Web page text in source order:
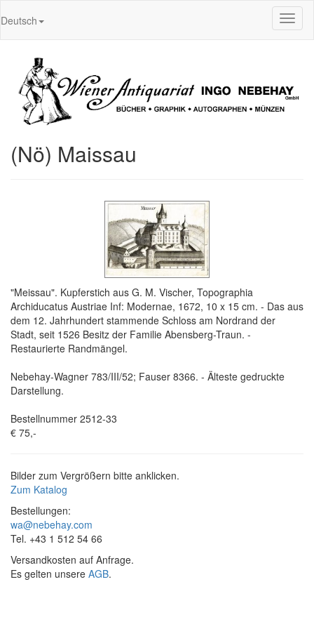
Deutsch
(Nö) Maissau
"Meissau". Kupferstich aus G. M. Vischer, Topographia
Archiducatus Austriae Inf: Modernae, 1672, 10 x 15 cm. - Das aus
dem 12. Jahrhundert stammende Schloss am Nordrand der
Stadt, seit 1526 Besitz der Familie Abensberg-Traun. -
Restaurierte Randmängel.
Nebehay-Wagner 783/III/52; Fauser 8366. - Älteste gedruckte
Darstellung.
Bestellnummer 2512-33
€ 75,-
Bilder zum Vergrößern bitte anklicken.
Zum Katalog
Bestellungen:
wa@nebehay.com
Tel. +43 1 512 54 66
Versandkosten auf Anfrage.
Es gelten unsere AGB.